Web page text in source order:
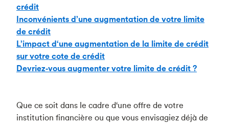
crédit
Inconvénients d’une augmentation de votre limite
de crédit
L’impact d‘une augmentation de la limite de crédit
sur votre cote de crédit
Devriez‑vous augmenter votre limite de crédit ?
Que ce soit dans le cadre d‘une offre de votre
institution financière ou que vous envisagiez déjà de